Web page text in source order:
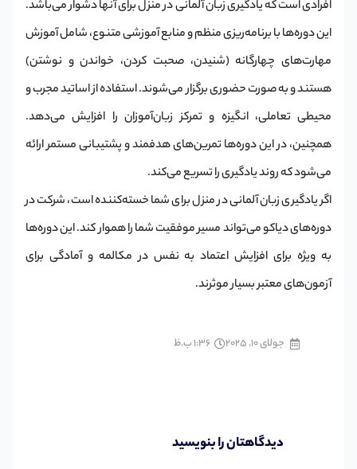
افرادی است که یادگیری زبان آلمانی در منزل برای آنها دشوار می‌باشد.
این دوره‌ها با برنامه‌ریزی منظم و منابع آموزشی متنوع، شامل آموزش
مهارت‌های چهارگانه (شنیدن، صحبت کردن، خواندن و نوشتن)
هستند و به صورت حضوری برگزار می‌شوند. استفاده از اساتید مجرب و
محیطی تعاملی، انگیزه و تمرکز زبان‌آموزان را افزایش می‌دهد.
همچنین، در این دوره‌ها تمرین‌های هدفمند و پشتیبانی مستمر ارائه
می‌شود که روند یادگیری را تسریع می‌کند.
اگر یادگیری زبان آلمانی در منزل برای شما خسته‌کننده است، شرکت در
دوره‌های دیاکو می‌تواند مسیر موفقیت شما را هموار کند. این دوره‌ها
به ویژه برای افزایش اعتماد به نفس در مکالمه و آمادگی برای
آزمون‌های معتبر بسیار موثرند.
جولای 10, 2025 1:36 ب.ظ
دیدگاهتان را بنویسید